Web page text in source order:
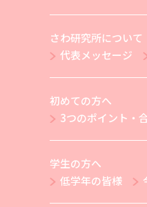
さわ研究所について
代表メッセージ
初めての方へ
3つのポイント・
学生の方へ
低学年の皆様